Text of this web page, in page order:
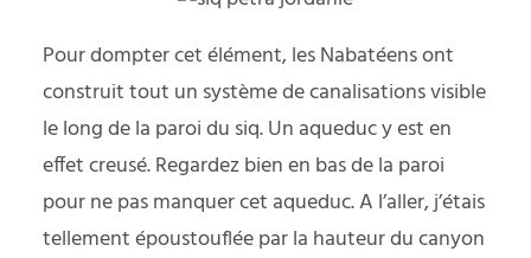
Pour dompter cet élément, les Nabatéens ont
construit tout un système de canalisations visible
le long de la paroi du siq. Un aqueduc y est en
effet creusé. Regardez bien en bas de la paroi
pour ne pas manquer cet aqueduc. A l’aller, j’étais
tellement époustouflée par la hauteur du canyon